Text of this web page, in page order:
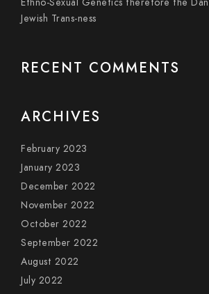
Jewish Trans-ness
RECENT COMMENTS
ARCHIVES
February 2023
January 2023
December 2022
November 2022
October 2022
September 2022
August 2022
July 2022